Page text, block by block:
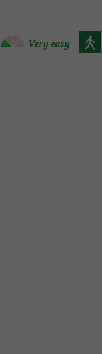
Walking :
Very easy